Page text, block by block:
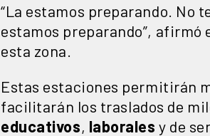
“La estamos preparando. No
estamos preparando”,
esta zona.
Estas estaciones permitirán
facilitarán los traslados de
educativos, laborales y de